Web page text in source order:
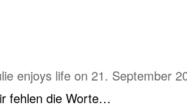
enjoys life on 21. September
fehlen die Worte…